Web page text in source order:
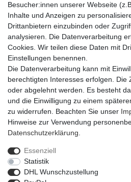
Ideale Unterlage für Gestecke zum
als Autoschmuck bei Hochzeiten.
finden Herzformen immer häufiger
Hartschaumboden verleiht dem
leicht mit Grün und Ranken
DECO-FIX Vakkumsaugers lassen
problemlos auf der Motorhaube
im Inneren des Herzens lässt Raum
Widerrufs­recht
Besucher:innen unserer Webseite
Inhalte und Anzeigen zu
Drittanbietern einzubinden oder
analysieren. Die Datenverarbeitung
Cookies. Wir teilen diese Daten mit
Einstellungen benennen.
Die Datenverarbeitung kann mit
berechtigten Interesses erfolgen. Die
oder abgelehnt werden. Es besteht
und die Einwilligung zu einem
zu widerrufen. Beachten Sie unser
Hinweise zur Verwendung
Daten­schutz­erklärung
Essenziell
Statistik
DHL Wunschzustellung